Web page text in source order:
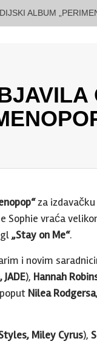
ALBUM
za
Sophie vraća
„Stay on Me“.
i novim
JADE), Hannah
Nilea Rodgersa,
Miley Cyrus),